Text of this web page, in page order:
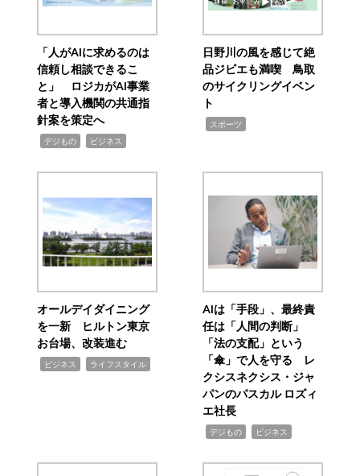
「人がAIに求めるのは
信頼し相談できるこ
と」 ロジカがAI事業
者と導入機関の共通指
針案を策定へ
デジもの ビジネス
日野川の風を感じて絶
品ジビエも満喫 鳥取
のサイクリングイベン
ト
スポーツ
オールデイダイニング
を一新 ヒルトン東京
お台場、改装進む
ビジネス ライフスタイル
AIは「手段」、最終責
任は「人間の判断」
「法の支配」という
「傘」で人を守る レ
クシスネクシス・ジャ
パンのパスカル ロズィ
エ社長
デジもの ビジネス